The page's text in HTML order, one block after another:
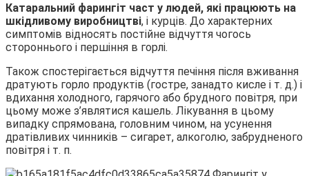
Катаральний фарингіт част у людей, які працюють на
шкідливому виробництві, і курців. До характерних
симптомів відносять постійне відчуття чогось
стороннього і першіння в горлі.
Також спостерігається відчуття печіння після вживання
дратують горло продуктів (гостре, занадто кисле і т. д.) і
вдихання холодного, гарячого або брудного повітря, при
цьому може з’являтися кашель. Лікування в цьому
випадку спрямована, головним чином, на усунення
дратівливих чинників – сигарет, алкоголю, забрудненого
повітря і т. п.